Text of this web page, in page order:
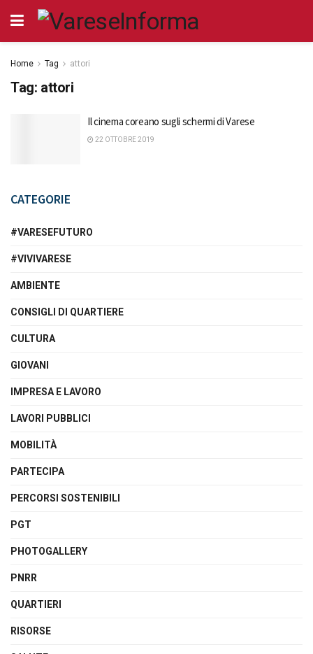
Home Tag attori
Tag: attori
Il cinema coreano sugli schermi di Varese
22 OTTOBRE 2019
CATEGORIE
#VARESEFUTURO
#VIVIVARESE
AMBIENTE
CONSIGLI DI QUARTIERE
CULTURA
GIOVANI
IMPRESA E LAVORO
LAVORI PUBBLICI
MOBILITÀ
PARTECIPA
PERCORSI SOSTENIBILI
PGT
PHOTOGALLERY
PNRR
QUARTIERI
RISORSE